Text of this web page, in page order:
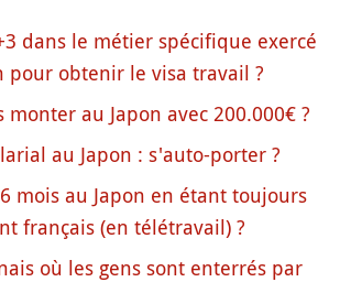
dans le métier spécifique exercé
pour obtenir le visa travail ?
monter au Japon avec 200.000€ ?
au Japon : s'auto-porter ?
mois au Japon en étant toujours
français (en télétravail) ?
où les gens sont enterrés par